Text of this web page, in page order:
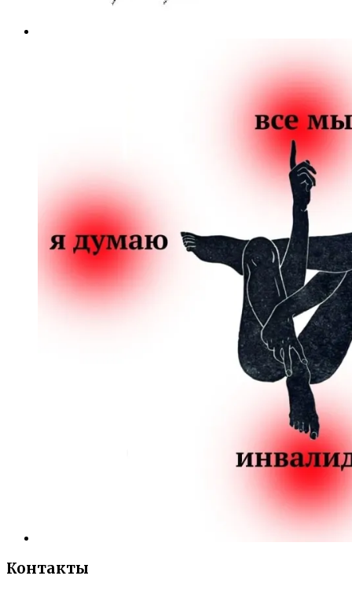
Контакты